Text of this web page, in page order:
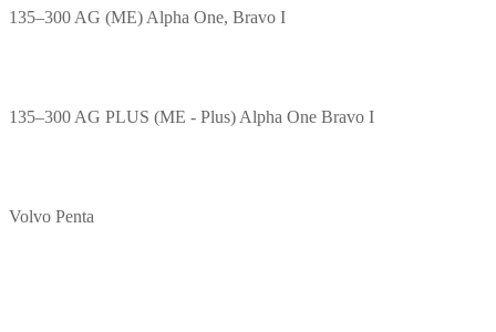
135–300 AG (ME) Alpha One, Bravo I
135–300 AG PLUS (ME - Plus) Alpha One Bravo I
Volvo Penta